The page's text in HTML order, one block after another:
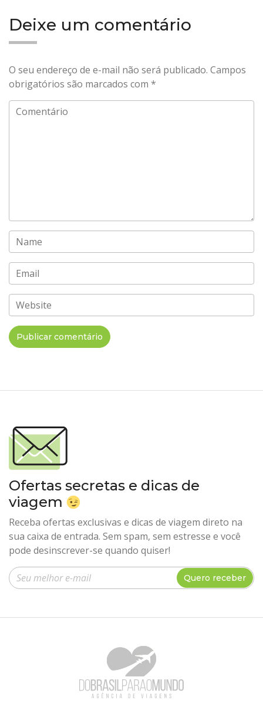
Deixe um comentário
O seu endereço de e-mail não será publicado. Campos
obrigatórios são marcados com *
Comentário
Name
Email
Website
Ofertas secretas e dicas de
viagem
Receba ofertas exclusivas e dicas de viagem direto na
sua caixa de entrada. Sem spam, sem estresse e você
pode desinscrever-se quando quiser!
Insira seu e-mail
Quero receber